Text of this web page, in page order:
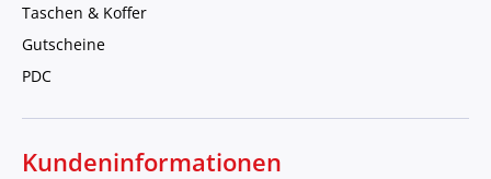
Taschen & Koffer
Gutscheine
PDC
Kundeninformationen